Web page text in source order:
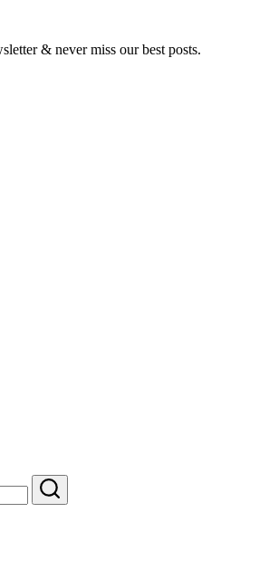
& never miss our best posts.
Search